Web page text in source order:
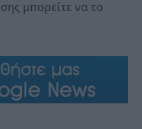
μπορείτε να το